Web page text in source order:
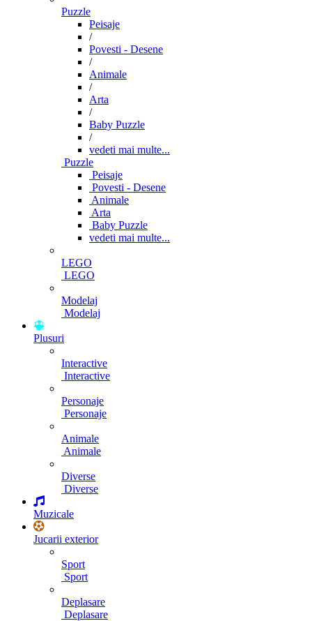
Puzzle
Peisaje
/
Povesti - Desene
/
Animale
/
Arta
/
Baby Puzzle
/
vedeti mai multe...
Puzzle
Peisaje
Povesti - Desene
Animale
Arta
Baby Puzzle
vedeti mai multe...
LEGO
LEGO
Modelaj
Modelaj
Plusuri
Interactive
Interactive
Personaje
Personaje
Animale
Animale
Diverse
Diverse
Muzicale
Jucarii exterior
Sport
Sport
Deplasare
Deplasare